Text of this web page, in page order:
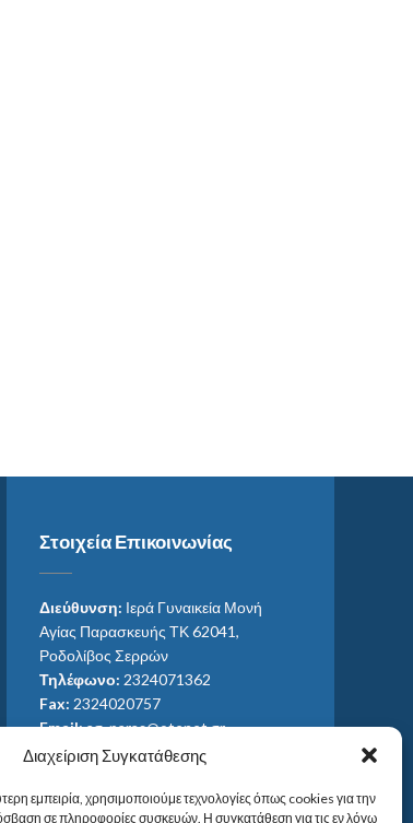
Διαχείριση Συγκατάθεσης
εμπειρία, χρησιμοποιούμε τεχνολογίες όπως cookies για την
σε πληροφορίες συσκευών. Η συγκατάθεση για τις εν λόγω
Στοιχεία Επικοινωνίας
Διεύθυνση: Ιερά Γυναικεία Μονή
Αγίας Παρασκευής ΤΚ 62041,
Ροδολίβος Σερρών
Τηλέφωνο: 2324071362
Fax: 2324020757
Email:ag_paras@otenet.gr
Email:info@im-agparaskevis.gr
Από ανατολή έως και δύση του ηλίου.